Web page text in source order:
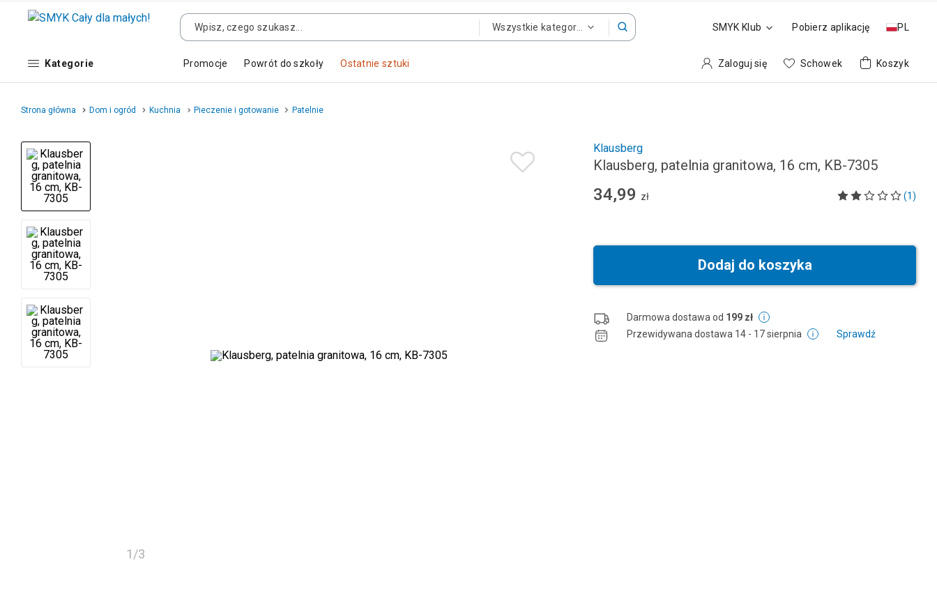
SMYK Klub Pobierz aplikację PL
Kategorie Promocje Powrót do szkoły Ostatnie sztuki Zaloguj się Schowek Koszyk
Strona główna Dom i ogród Kuchnia Pieczenie i gotowanie Patelnie
1/3
Klausberg
Klausberg, patelnia granitowa, 16 cm, KB-7305
34,99 zł (1)
Dodaj do koszyka
Darmowa dostawa od 199 zł
Przewidywana dostawa 14 - 17 sierpnia Sprawdź